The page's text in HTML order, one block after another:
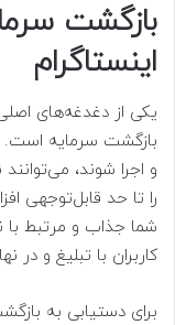
اینستاگرام
یکی از دغدغه‌های
بازگشت سرمایه است.
و اجرا شوند، می‌توانند
را تا حد قابل‌توجهی
شما جذاب و مرتبط با
کاربران با تبلیغ و در
برای دستیابی به